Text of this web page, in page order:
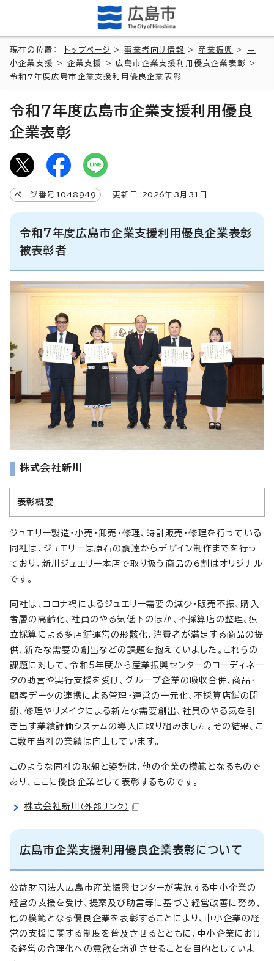
現在の位置： トップページ >事業者向け情報 > 産業振興 > 中
小企業支援
> 企業支援 >広島市企業支援利用優良企業表彰 >
令和7年度広島市企業支援利用優良企業表彰
令和7年度広島市企業支援利用優良
企業表彰
ページ番号 1048949 更新日 2026年3月 31 日
令和7年度広島市企業支援利用優良企業表彰
被表彰者
株式会社新川
表彰概要
ジュエリー製造・小売・卸売・修理、時計販売・修理を行っている
同社は、ジュエリーは原石の調達からデザイン制作までを行っ
ており、新川ジュエリー本店で取り扱う商品の6割はオリジナル
です。
同社は、コロナ禍によるジュエリー需要の減少・販売不振、購入
者層の高齢化、社員のやる気低下のほか、不採算店の整理、独
立採算による多店舗運営の形骸化、消費者が満足する商品の提
供、新たな需要の創出などの課題を抱えていました。これらの
課題に対して、令和5年度から産業振興センターのコーディネー
タの助言や実行支援を受け、グループ企業の吸収合併、商品・
顧客データの連携による管理・運営の一元化、不採算店舗の閉
鎖、修理やリメイクによる新たな需要創出、社員のやる気を引
き出す業績評価システムの導入に取り組みました。その結果、こ
こ数年当社の業績は向上しています。
このような同社の取組と姿勢は、他の企業の模範となるもので
あり、ここに優良企業として表彰するものです。
株式会社新川 （外部リンク）
広島市企業支援利用優良企業表彰について
公益財団法人広島市産業振興センターが実施する中小企業の
経営の支援を受け、提案及び助言等に基づき経営改善に努め、
他の模範となる優良企業を表彰することにより、中小企業の経
営の支援に関する制度を普及させるとともに、中小企業におけ
る経営の合理化への意欲を増進させることを目的としていま